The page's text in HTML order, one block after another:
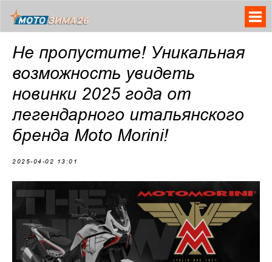
Не пропустите! Уникальная
возможность увидеть
новинки 2025 года от
легендарного итальянского
бренда Moto Morini!
2025-04-02 13:01